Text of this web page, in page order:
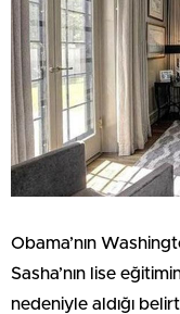
Obama’nın
Sasha’nın lise
nedeniyle aldığı